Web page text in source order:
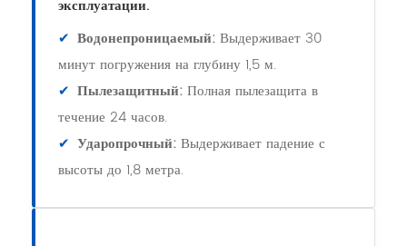
эксплуатации.
✔ Водонепроницаемый: Выдерживает 30
минут погружения на глубину 1,5 м.
✔ Пылезащитный: Полная пылезащита в
течение 24 часов.
✔ Ударопрочный: Выдерживает падение с
высоты до 1,8 метра.